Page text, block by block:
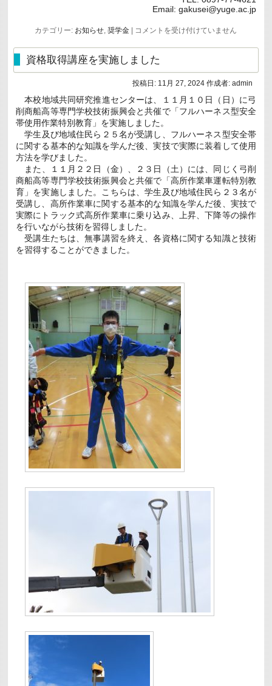
Email: gakusei@yuge.ac.jp
カテゴリー: お知らせ ,奨学金
令
6
年
度
交
通
児
育
英
会
奨
学
募
集
に
つ
い
て
(12/20
ま
で)
は
コメントを受け付けていません
資格取得講座を実施しました
投稿日: 11月 27, 2024 作成者: admin
本校地域共同研究推進センターは、１１月１０日（日）に弓
削商船高等専門学校技術振興会と共催で「フルハーネス型安全
帯使用作業特別教育」を実施しました。
学生及び地域住民ら２５名が受講し、フルハーネス型安全帯
に関する基本的な知識を学んだ後、実技で実際に装着して使用
方法を学びました。
また、１１月２２日（金）、２３日（土）には、同じく弓削
商船高等専門学校技術振興会と共催で「高所作業車運転特別教
育」を実施しました。こちらは、学生及び地域住民ら２３名が
受講し、高所作業車に関する基本的な知識を学んだ後、実技で
実際にトラック式高所作業車に乗り込み、上昇、下降等の操作
を行いながら技術を習得しました。
受講生たちは、無事講習を終え、各資格に関する知識と技術
を習得することができました。